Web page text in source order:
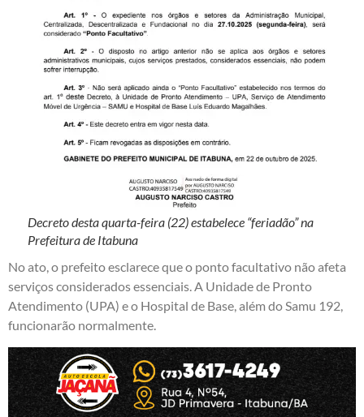
Decreto desta quarta-feira (22) estabelece “feriadão” na
Prefeitura de Itabuna
No ato, o prefeito esclarece que o ponto facultativo não afeta
serviços considerados essenciais. A Unidade de Pronto
Atendimento (UPA) e o Hospital de Base, além do Samu 192,
funcionarão normalmente.